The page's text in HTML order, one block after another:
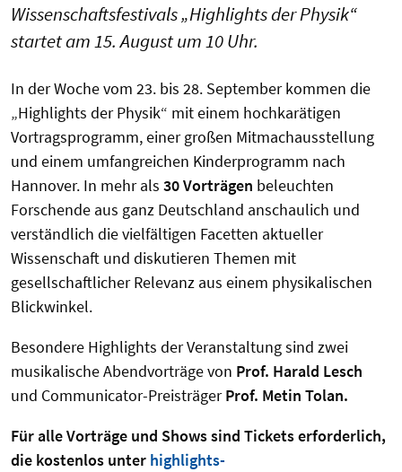
Wissenschaftsfestivals „Highlights der Physik“
startet am 15. August um 10 Uhr.
In der Woche vom 23. bis 28. September kommen die
„Highlights der Physik“ mit einem hochkarätigen
Vortragsprogramm, einer großen Mitmachausstellung
und einem umfangreichen Kinderprogramm nach
Hannover. In mehr als 30 Vorträgen beleuchten
Forschende aus ganz Deutschland anschaulich und
verständlich die vielfältigen Facetten aktueller
Wissenschaft und diskutieren Themen mit
gesellschaftlicher Relevanz aus einem physikalischen
Blickwinkel.
Besondere Highlights der Veranstaltung sind zwei
musikalische Abendvorträge von Prof. Harald Lesch
und Communicator-PreisträgerProf. Metin Tolan.
Für alle Vorträge und Shows sind Tickets erforderlich,
die kostenlos unter highlights-